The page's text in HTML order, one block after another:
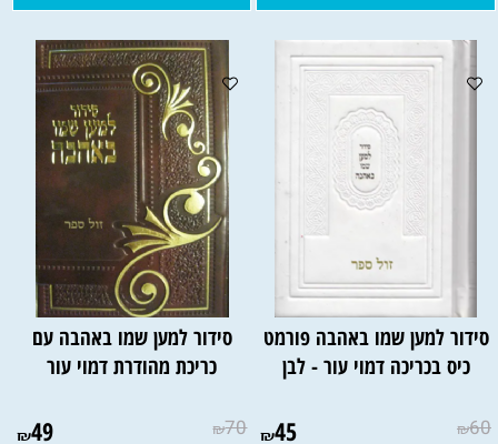
סידור למען שמו באהבה פורמט
כיס בכריכה דמוי עור - לבן
₪60
₪45
סידור למען שמו באהבה עם
כריכת מהודרת דמוי עור
₪70
₪49